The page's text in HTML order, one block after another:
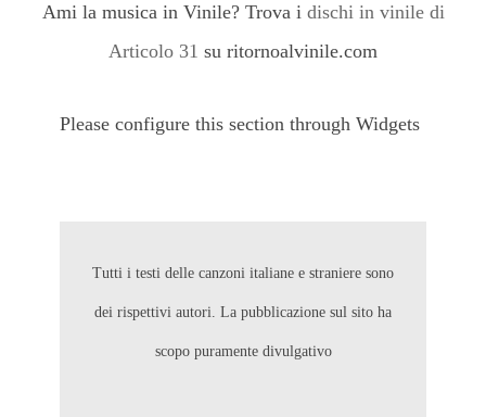
Ami la musica in Vinile? Trova i dischi in vinile di
Articolo 31 su ritornoalvinile.com
Please configure this section through Widgets
Tutti i testi delle canzoni italiane e straniere sono
dei rispettivi autori. La pubblicazione sul sito ha
scopo puramente divulgativo